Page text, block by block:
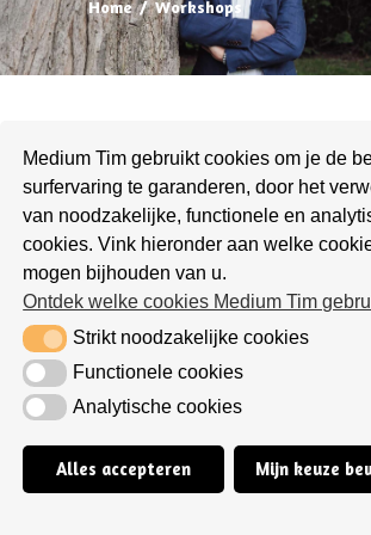
Medium Tim gebruikt cookies om je de
surfervaring te garanderen, door het
van noodzakelijke, functionele en
cookies. Vink hieronder aan welke
mogen bijhouden van u.
Ontdek welke cookies Medium Tim
Strikt noodzakelijke cookies
Strikt noodzakelijke cookies
Functionele cookies
Functionele cookies
Analytische cookies
Analytische cookies
Alles accepteren Mijn keuze
Home Workshops
Het bezoeken van deze website, of het
van een consult is geen vervanging van
consultatie van de huisarts.
Raadpleeg bij gezondheidsklachten of
uw gezondheid altijd uw huisarts of
specialist!
© 2024 Medium Tim | Deze site is
HappyWebsites|Privacybeleid